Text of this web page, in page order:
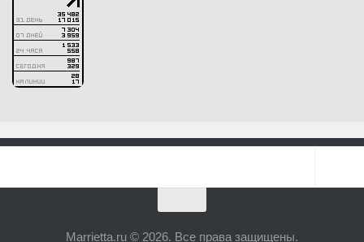
Marrietta.ru © 2026. Все права защищены.